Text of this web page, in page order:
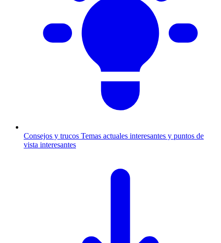
Consejos y trucos Temas actuales interesantes y puntos de
vista interesantes